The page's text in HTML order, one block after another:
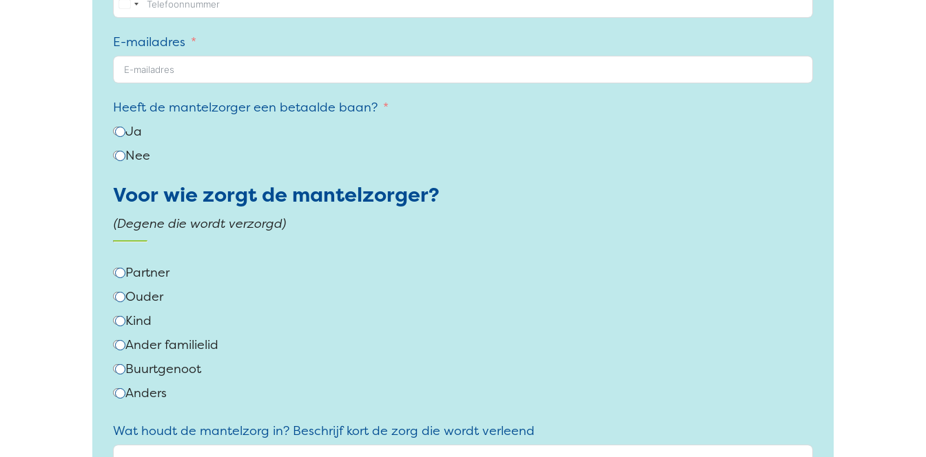
E-mailadres
Heeft de mantelzorger een betaalde baan?
Ja
Nee
Voor wie zorgt de mantelzorger?
(Degene die wordt verzorgd)
Partner
Ouder
Kind
Ander familielid
Buurtgenoot
Anders
Wat houdt de mantelzorg in? Beschrijf kort de zorg die wordt verleend